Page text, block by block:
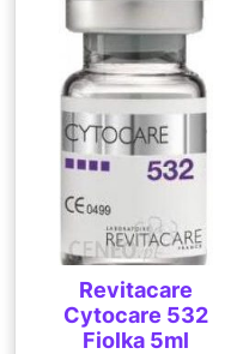
Revitacare
Cytocare 532
Fiolka 5ml